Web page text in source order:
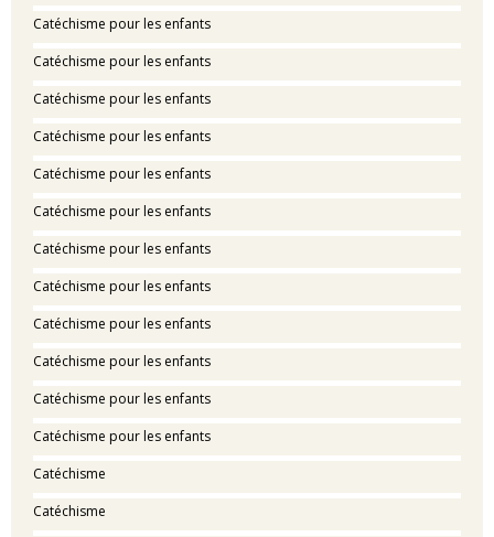
Catéchisme pour les enfants
Catéchisme pour les enfants
Catéchisme pour les enfants
Catéchisme pour les enfants
Catéchisme pour les enfants
Catéchisme pour les enfants
Catéchisme pour les enfants
Catéchisme pour les enfants
Catéchisme pour les enfants
Catéchisme pour les enfants
Catéchisme pour les enfants
Catéchisme pour les enfants
Catéchisme
Catéchisme